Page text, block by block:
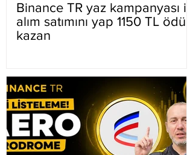
Binance TR yaz kampanyası ilk
alım satımını yap 1150 TL ödül
kazan